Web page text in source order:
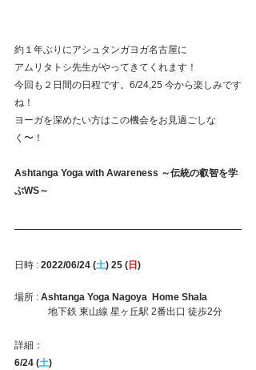
約１年ぶりにアシュタンガヨガ名古屋に
アムリタトシ先生がやってきてくれます！
今回も２日間の日程です。6/24,25 今から楽しみです
ね！
ヨーガを深めたい方はこの機会をお見過ごしな
く〜！
Ashtanga Yoga with Awareness ～伝統の叡智を学
ぶWS～
日時 : 2022/06/24 (土) 25 ( 日 )
場所 : Ashtanga Yoga Nagoya  Home Shala
地下鉄 東山線 星ヶ丘駅 2番出口 徒歩2分
詳細：
6/24 (土)